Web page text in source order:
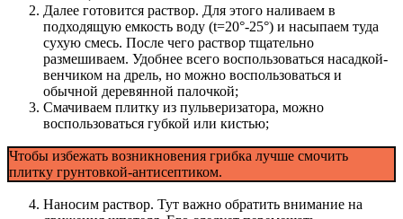
Далее готовится раствор. Для этого наливаем в
подходящую емкость воду (t=20°-25°) и насыпаем туда
сухую смесь. После чего раствор тщательно
размешиваем. Удобнее всего воспользоваться насадкой-
венчиком на дрель, но можно воспользоваться и
обычной деревянной палочкой;
Смачиваем плитку из пульверизатора, можно
воспользоваться губкой или кистью;
Чтобы избежать возникновения грибка лучше смочить
плитку грунтовкой-антисептиком.
Наносим раствор. Тут важно обратить внимание на